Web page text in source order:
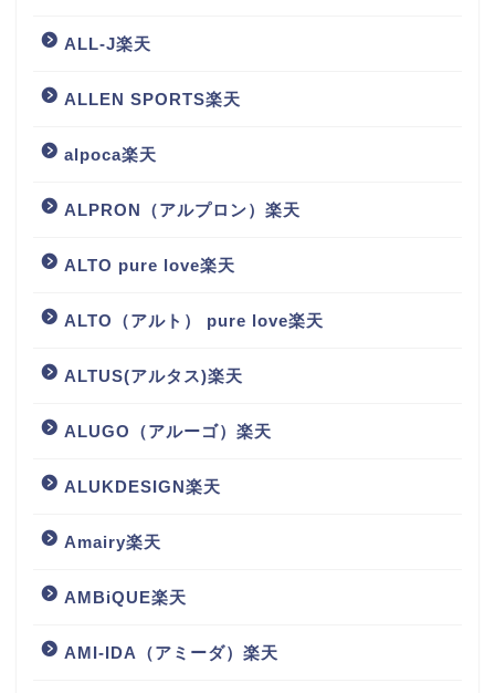
ALL-J楽天
ALLEN SPORTS楽天
alpoca楽天
ALPRON（アルプロン）楽天
ALTO pure love楽天
ALTO（アルト） pure love楽天
ALTUS(アルタス)楽天
ALUGO（アルーゴ）楽天
ALUKDESIGN楽天
Amairy楽天
AMBiQUE楽天
AMI-IDA（アミーダ）楽天